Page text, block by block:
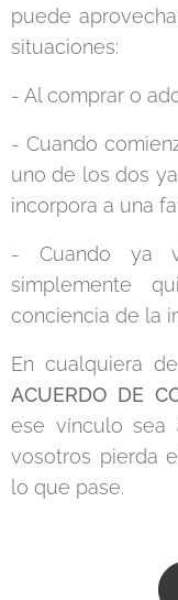
puede
situaciones:
- Al comprar o
- Cuando
uno de los dos
incorpora a una
- Cuando ya
simplemente
conciencia de la
En cualquiera
ACUERDO DE
ese vínculo sea
vosotros pierda
lo que pase.